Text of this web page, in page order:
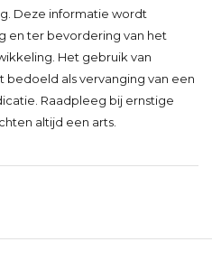
Deze informatie wordt
en ter bevordering van het
Het gebruik van
bedoeld als vervanging van een
Raadpleeg bij ernstige
altijd een arts.